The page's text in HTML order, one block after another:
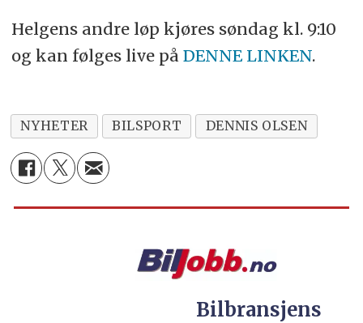
Helgens andre løp kjøres søndag kl. 9:10
og kan følges live på DENNE LINKEN.
NYHETER BILSPORT DENNIS OLSEN
Bilbransjens